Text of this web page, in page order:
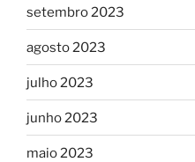
setembro 2023
agosto 2023
julho 2023
junho 2023
maio 2023